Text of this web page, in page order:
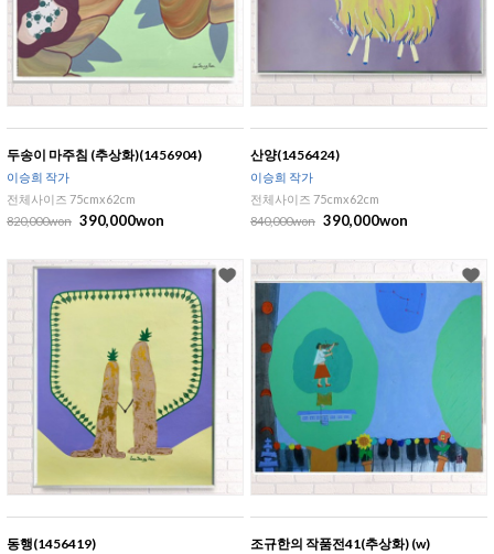
두송이 마주침 (추상화)(1456904)
이승희 작가
전체사이즈 75cmx62cm
820,000won 390,000won
산양(1456424)
이승희 작가
전체사이즈 75cmx62cm
840,000won 390,000won
동행(1456419)
조규한의 작품전41(추상화) (w)